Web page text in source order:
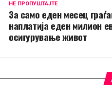
НЕ ПРОПУШТАЈТЕ
За само еден месец
наплатија еден милион
осигурување живот